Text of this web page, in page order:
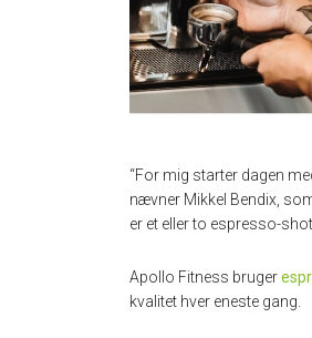
“For mig starter dagen
nævner Mikkel Bendix,
er et eller to espresso-
Apollo Fitness bruger
kvalitet hver eneste gang.